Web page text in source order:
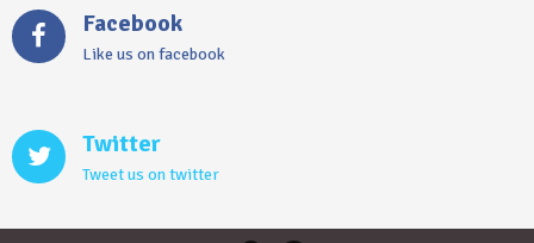
Facebook
Like us on facebook
Twitter
Tweet us on twitter